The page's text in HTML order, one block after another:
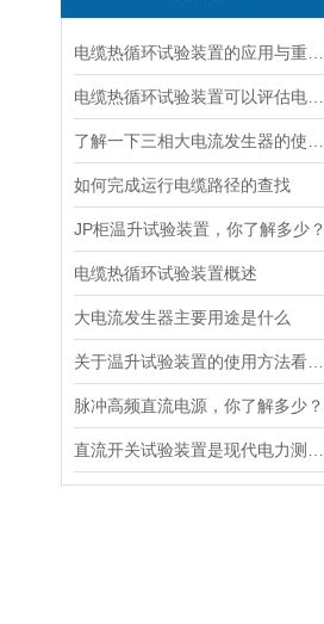
如何完成运行电缆路径的查找
JP柜温升试验装置，你了解多少？
电缆热循环试验装置概述
大电流发生器主要用途是什么
脉冲高频直流电源，你了解多少？